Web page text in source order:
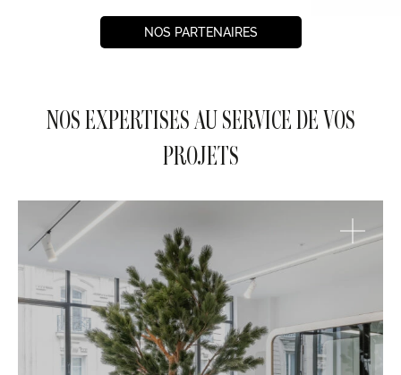
NOS PARTENAIRES
NOS EXPERTISES AU SERVICE DE VOS
PROJETS